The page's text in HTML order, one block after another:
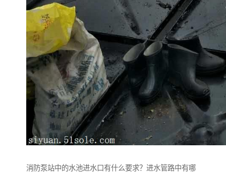
消防泵站中的水池进水口有什么要求？进水管路中有哪